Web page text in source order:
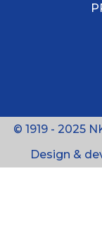
© 1919 - 2025
Design &